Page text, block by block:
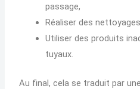
passage,
Réaliser des
Utiliser des produits
tuyaux.
Au final, cela se traduit par